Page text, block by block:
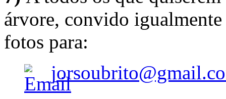
árvore, convido
fotos para: